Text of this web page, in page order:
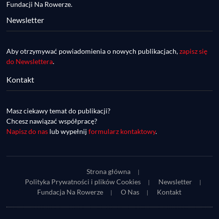
- zaprasza Mateusz Szafraniec. Dwie
samochwałki
Fundacji Na Rowerze.
Newsletter
Aby otrzymywać powiadomienia o nowych publikacjach,zapisz się
do Newslettera.
Kontakt
Masz ciekawy temat do publikacji?
Chcesz nawiązać współpracę?
Napisz do nas lub wypełnijformularz kontaktowy.
Strona główna
Polityka Prywatności i plików Cookies
Newsletter
Fundacja Na Rowerze
O Nas Kontakt